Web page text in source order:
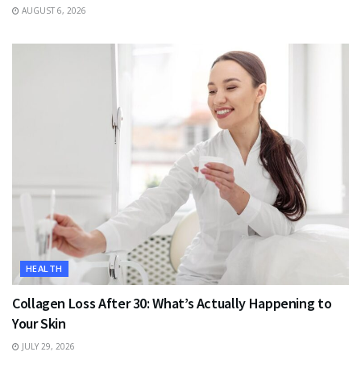
AUGUST 6, 2026
HEALTH
Collagen Loss After 30: What’s Actually Happening to
Your Skin
JULY 29, 2026